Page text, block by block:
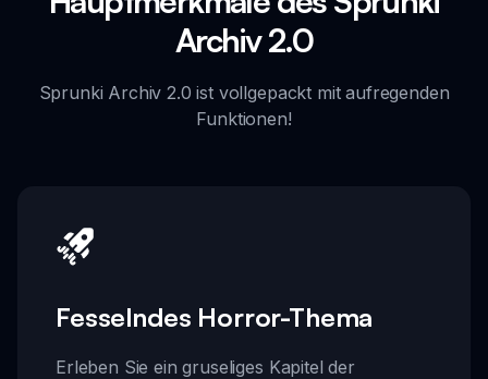
Archiv 2.0
Sprunki Archiv 2.0 ist vollgepackt mit aufregenden
Funktionen!
Fesselndes Horror-Thema
Erleben Sie ein gruseliges Kapitel der